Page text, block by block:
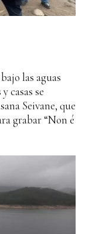
las aguas
casas se
Seivane, que
grabar “Non é